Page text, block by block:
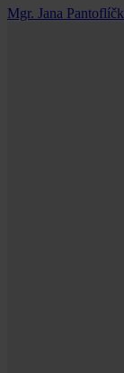
Mgr. Jana